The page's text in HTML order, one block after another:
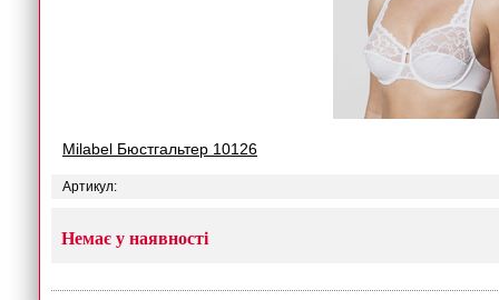
Milabel Бюстгальтер 10126
Артикул:
Немає у наявності